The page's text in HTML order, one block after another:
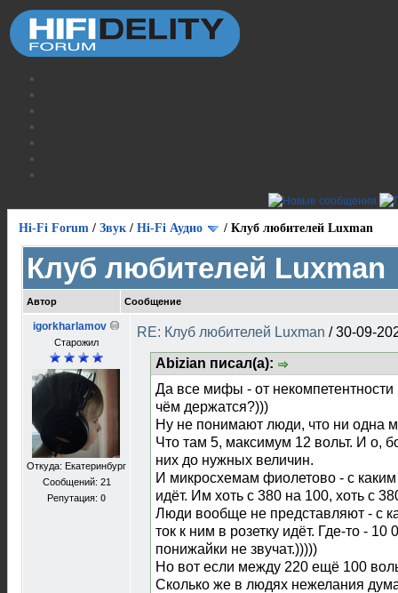
Hi-Fi Forum / Звук / Hi-Fi Аудио / Клуб любителей Luxman
Клуб любителей Luxman
Автор Сообщение
igorkharlamov
Старожил
Откуда: Екатеринбург
Сообщений: 21
Репутация: 0
RE: Клуб любителей Luxman /30-09-
Abizian писал(а):
Да все мифы - от некомпетентности
чём держатся?)))
Ну не понимают люди, что ни одна
Что там 5, максимум 12 вольт. И о,
них до нужных величин.
И микросхемам фиолетово - с
идёт. Им хоть с 380 на 100, хоть с
Люди вообще не представляют - с
ток к ним в розетку идёт. Где-то - 10
понижайки не звучат.)))))
Но вот если между 220 ещё 100
Сколько же в людях нежелания